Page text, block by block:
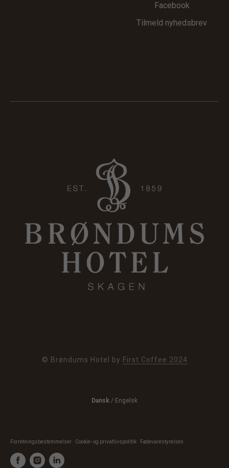
Facebook
Tilmeld nyhedsbrev
© Brøndums Hotel by First Coffee 2024
Dansk / Engelsk
Forretningsbestemmelser · Cookie- og privatlivspolitik · Fødevarestyrelsen